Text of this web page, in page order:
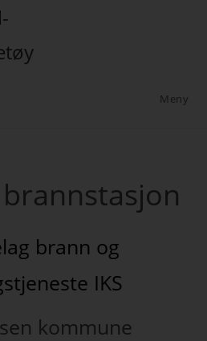
Meny
brann og
IKS
kommune